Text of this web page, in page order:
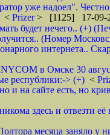
уже надоел".
< Prizer> [1125] 17-09-
будет нечего.. (+)
(Номер
интернета..
в Омске 30
республики:-> (+) <
и на сайте есть, но
здесь и отвезти
месяца заняло